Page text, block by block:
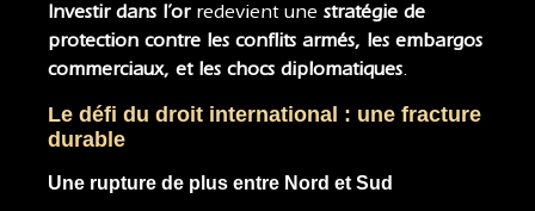
Investir dans l’orredevient une stratégie de
protection contre les conflits armés, les embargos
commerciaux, et les chocs diplomatiques.
Le défi du droit international : une fracture
durable
Une rupture de plus entre Nord et Sud